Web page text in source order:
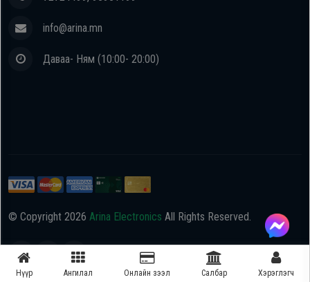
info@arina.mn
Даваа- Ням (10:00- 20:00)
© Copyright 2026 Arina Electronics All Rights Reserved.
Нүүр Ангилал Онлайн зээл Салбар Хэрэглэгч